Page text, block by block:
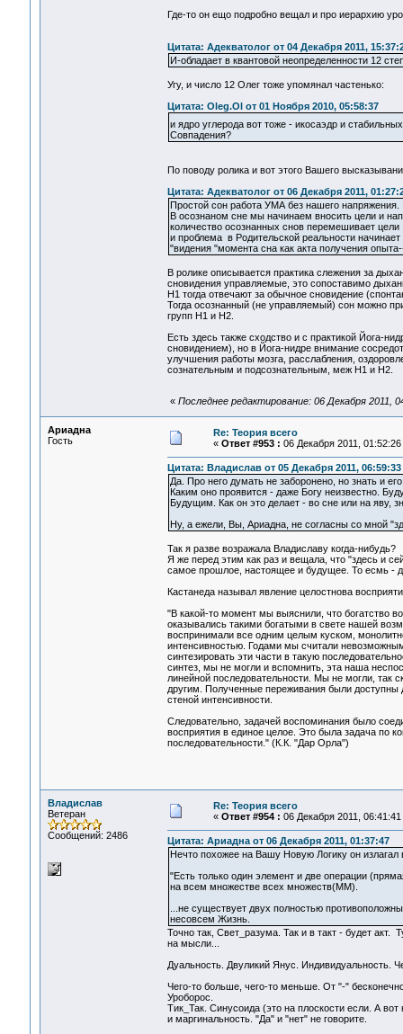
Где-то он ещо подробно вещал и про иерархию
Цитата: Адекватолог от 04 Декабря 2011,
И-обладает в квантовой неопределенности 12
Угу, и число 12 Олег тоже упомянал частенько:
Цитата: Oleg.Ol от 01 Ноября 2010, 05:58:37
и ядро углерода вот тоже - икосаэдр и
Cовпадения?
По поводу ролика и вот этого Вашего
Цитата: Адекватолог от 06 Декабря 2011,
Простой сон работа УМА без нашего напряжения.
В осознаном сне мы начинаем вносить цели и
количество осознанных снов перемешивает цели
и проблема в Родительской реальности
"видения "момента сна как акта получения
В ролике описывается практика слежения за
сновидения управляемые, это сопоставимо
Н1 тогда отвечают за обычное сновидение
Тогда осознанный (не управляемый) сон можно
групп Н1 и Н2.
Есть здесь также сходство и с практикой Йога-
сновидением), но в Йога-нидре внимание
улучшения работы мозга, расслабления,
сознательным и подсознательным, меж Н1 и Н2.
« Последнее редактирование: 06 Декабря 2011,
Ариадна
Гость
Re: Теория всего
« Ответ #953 : 06 Декабря 2011, 01:52:26
Цитата: Владислав от 05 Декабря 2011, 06:59:33
Да. Про него думать не заборонено, но знать и
Каким оно проявится - даже Богу неизвестно.
Будущим. Как он это делает - во сне или на яву,
Ну, а ежели, Вы, Ариадна, не согласны со мной
Так я разве возражала Владиславу когда-нибудь?
Я же перед этим как раз и вещала, что "здесь и
самое прошлое, настоящее и будущее. То есмь -
Кастанеда называл явление целостнова
"В какой-то момент мы выяснили, что богатство
оказывались такими богатыми в свете нашей
воспринимали все одним целым куском,
интенсивностью. Годами мы считали
синтезировать эти части в такую
синтез, мы не могли и вспомнить, эта наша
линейной последовательности. Мы не могли, так
другим. Полученные переживания были
стеной интенсивности.
Следовательно, задачей воспоминания было
восприятия в единое целое. Это была задача по
последовательности." (К.К. "Дар Орла")
Владислав
Ветеран
Сообщений: 2486
Re: Теория всего
« Ответ #954 : 06 Декабря 2011, 06:41:41
Цитата: Ариадна от 06 Декабря 2011, 01:37:47
Нечто похожее на Вашу Новую Логику он
"Есть только один элемент и две операции
на всем множестве всех множеств(ММ).
...не существует двух полностью
несовсем Жизнь.
Точно так, Свет_разума. Так и в такт - будет
на мысли...
Дуальность. Двуликий Янус. Индивидуальность.
Чего-то больше, чего-то меньше. От "-"
Уроборос.
Тик_Так. Синусоида (это на плоскости если. А
и маргинальность. "Да" и "нет" не говорите.